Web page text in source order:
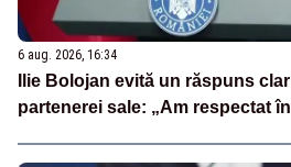
6 aug. 2026, 16:34
Ilie Bolojan evită un răspuns
partenerei sale: „Am respectat